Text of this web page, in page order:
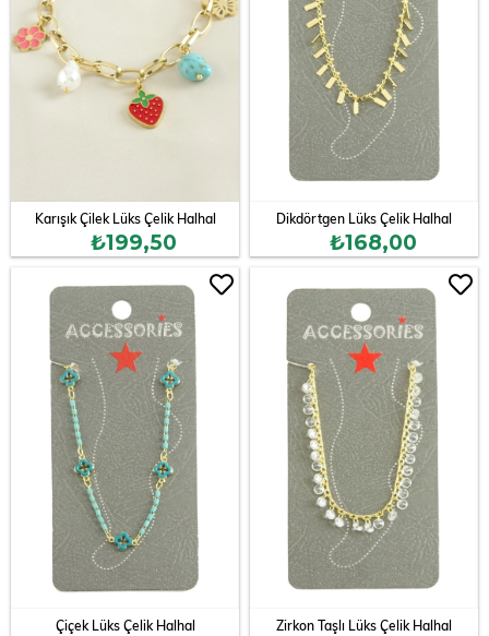
Karışık Çilek Lüks Çelik Halhal
₺199,50
Dikdörtgen Lüks Çelik Halhal
₺168,00
Çiçek Lüks Çelik Halhal Zirkon Taşlı Lüks Çelik Halhal